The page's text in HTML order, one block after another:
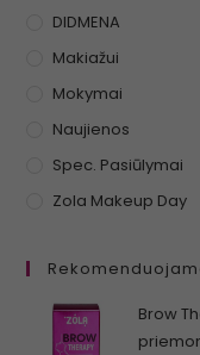
DIDMENA
Makiažui
Mokymai
Naujienos
Spec. Pasiūlymai
Zola Makeup Day
Brow